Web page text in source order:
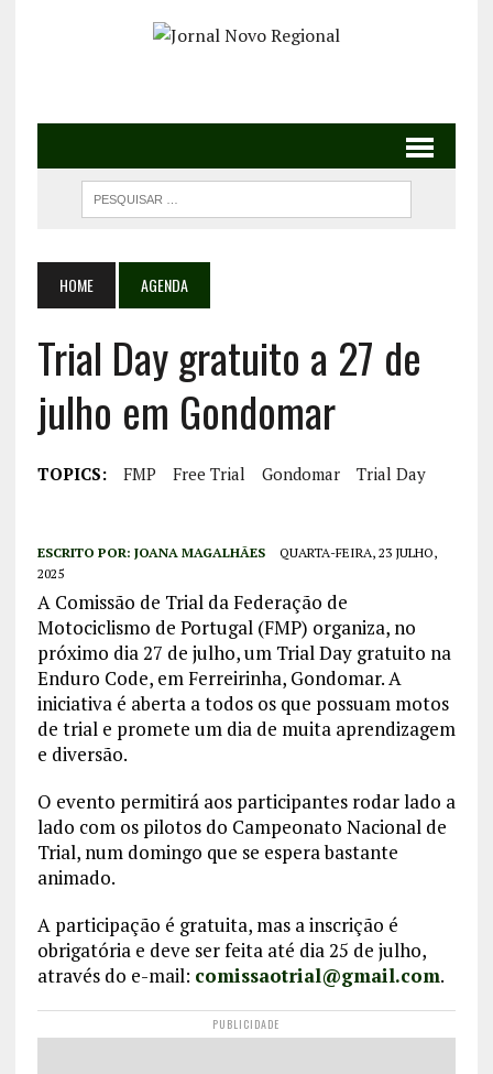
HOME AGENDA
Trial Day gratuito a 27 de
julho em Gondomar
TOPICS: FMP Free Trial Gondomar Trial Day
ESCRITO POR: JOANA MAGALHÃES
QUARTA-FEIRA, 23 JULHO,
2025
A Comissão de Trial da Federação de
Motociclismo de Portugal (FMP) organiza, no
próximo dia 27 de julho, um Trial Day gratuito na
Enduro Code, em Ferreirinha, Gondomar. A
iniciativa é aberta a todos os que possuam motos
de trial e promete um dia de muita aprendizagem
e diversão.
O evento permitirá aos participantes rodar lado a
lado com os pilotos do Campeonato Nacional de
Trial, num domingo que se espera bastante
animado.
A participação é gratuita, mas a inscrição é
obrigatória e deve ser feita até dia 25 de julho,
através do e-mail: comissaotrial@gmail.com.
PUBLICIDADE